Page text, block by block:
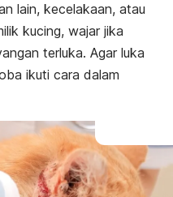
lain, kecelakaan, atau
kucing, wajar jika
terluka. Agar luka
ikuti cara dalam